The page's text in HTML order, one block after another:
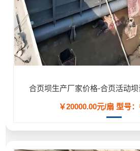
合页坝生产厂家价格-合页活动
￥20000.00元/扇 型号